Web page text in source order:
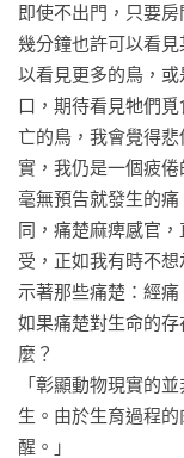
名讓我感到安心。
因為，我知道他哪隻
因為，大人頂多變
▎〈熟悉的迷宮〉
茉莉忽然明白，為
也許終有一天，她能
在夏季的雨盈滿乾涸
鳥或石頭將無從分
▎〈貓的研究〉
有時候我會想，如果
會讓那隻虎斑貓跟
獸醫，當我寂寞的時
台計程車，某個男
的故事，只記住他
即使不出門，只要
幾分鐘也許可以看
以看見更多的鳥，
口，期待看見牠們
亡的鳥，我會覺得
實，我仍是一個疲倦
毫無預告就發生的
同，痛楚麻痺感官
受，正如我有時不
示著那些痛楚：經
如果痛楚對生命的
麼？
「彰顯動物現實的
生。由於生育過程
醒。」